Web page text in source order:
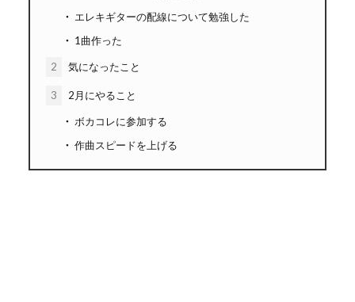
エレキギターの配線について勉強した
1曲作った
2 気になったこと
3 2月にやること
ボカコレに参加する
作曲スピードを上げる